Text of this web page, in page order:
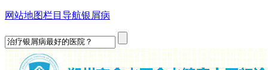
网站地图栏目导航银屑病